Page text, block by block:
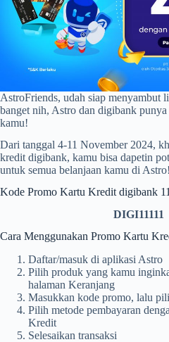
AstroFriends, udah siap menyambut
banget nih, Astro dan digibank
kamu!
Dari tanggal 4-11 November 2024,
kredit digibank, kamu bisa dapetin
untuk semua belanjaan kamu di
Kode Promo Kartu Kredit digibank
DIGI11111
Cara Menggunakan Promo Kartu
Daftar/masuk di aplikasi Astro
Pilih produk yang kamu
halaman Keranjang
Masukkan kode promo, lalu
Pilih metode pembayaran
Kredit
Selesaikan transaksi